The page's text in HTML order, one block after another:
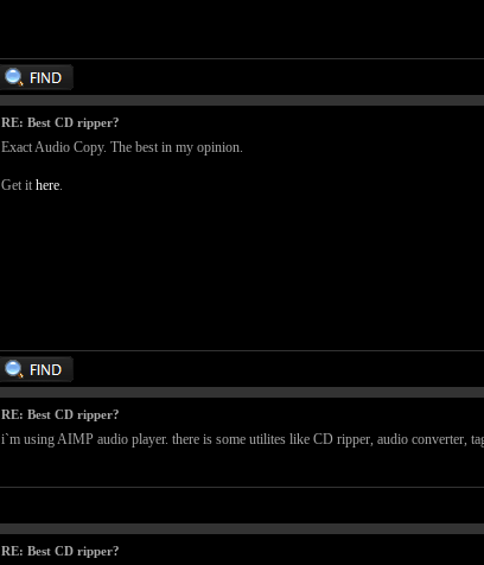
RE: Best CD ripper?
Exact Audio Copy. The best in my opinion.
Get it here.
RE: Best CD ripper?
i`m using AIMP audio player. there is some utilites like CD ripper, audio converter,
RE: Best CD ripper?